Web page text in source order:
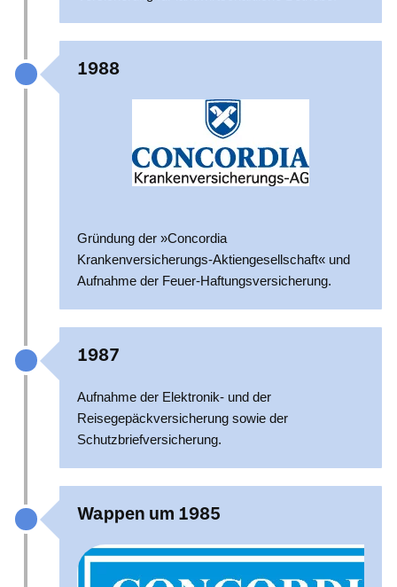
1988
Gründung der »Concordia
Krankenversicherungs-Aktiengesellschaft« und
Aufnahme der Feuer-Haftungsversicherung.
1987
Aufnahme der Elektronik- und der
Reisegepäckversicherung sowie der
Schutzbriefversicherung.
Wappen um 1985